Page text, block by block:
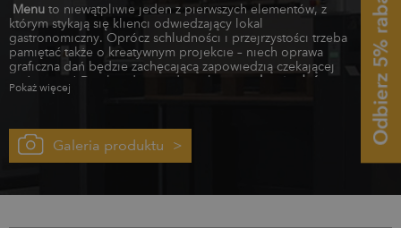
Menu to niewątpliwie jeden z pierwszych elementów, z
którym stykają się klienci odwiedzający lokal
gastronomiczny. Oprócz schludności i przejrzystości trzeba
pamiętać także o kreatywnym projekcie – niech oprawa
graficzna dań będzie zachęcającą zapowiedzią czekającej
gości uczty! Dzięki odpowiednio skrojonej karcie dań
możemy zaostrzyć apetyt klientów i oczarować ich
którego estetyka wykonania ma niebagatelne znaczenie we
współtworzeniu jej renomy i prestiżu. Ważne, by menu
było czytelne dla klienta i ułatwiało szybką identyfikację
rodzaje menu – wszystko po to, aby jak najlepiej
Pokaż więcej
Galeria produktu